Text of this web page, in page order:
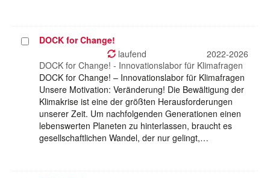
ProjektDOCK for Change!
laufend
2022-2026
DOCK for Change! - Innovationslabor für Klimafragen
DOCK for Change! – Innovationslabor für Klimafragen
Unsere Motivation: Veränderung! Die Bewältigung der
Klimakrise ist eine der größten Herausforderungen
unserer Zeit. Um nachfolgenden Generationen einen
lebenswerten Planeten zu hinterlassen, braucht es
gesellschaftlichen Wandel, der nur gelingt,…